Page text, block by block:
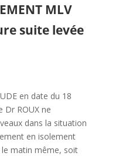
MLV
suite levée
en date du 18
Dr ROUX ne
dans la situation
en isolement
le matin même, soit